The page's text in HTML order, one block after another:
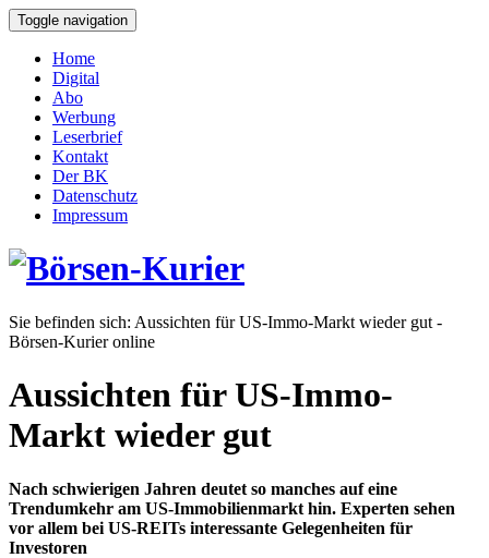
Toggle navigation
Home
Digital
Abo
Werbung
Leserbrief
Kontakt
Der BK
Datenschutz
Impressum
Sie befinden sich: Aussichten für US-Immo-Markt wieder gut -
Börsen-Kurier online
Aussichten für US-Immo-
Markt wieder gut
Nach schwierigen Jahren deutet so manches auf eine
Trendumkehr am US-Immobilienmarkt hin. Experten sehen
vor allem bei US-REITs interessante Gelegenheiten für
Investoren